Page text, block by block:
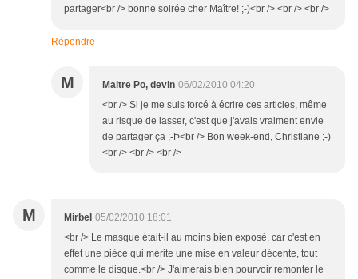
partager<br /> bonne soirée cher Maître! ;-)<br /> <br /> <br />
Répondre
M Maitre Po, devin 06/02/2010 04:20
<br /> Si je me suis forcé à écrire ces articles, même
au risque de lasser, c'est que j'avais vraiment envie
de partager ça ;-Þ<br /> Bon week-end, Christiane ;-)
<br /> <br /> <br />
M Mirbel 05/02/2010 18:01
<br /> Le masque était-il au moins bien exposé, car c'est en
effet une pièce qui mérite une mise en valeur décente, tout
comme le disque.<br /> J'aimerais bien pourvoir remonter le